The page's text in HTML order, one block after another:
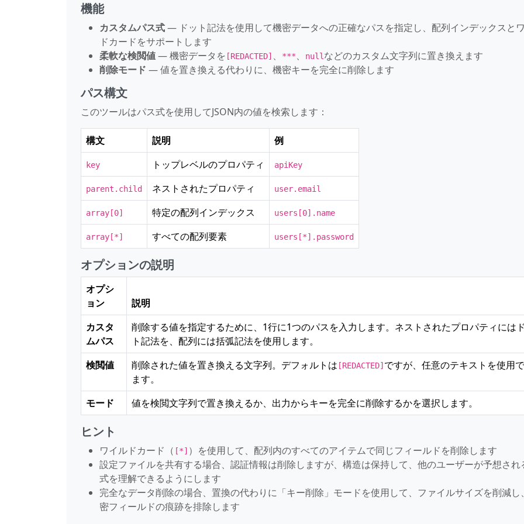
機能
カスタムパス式— ドット記法を使用して機密データへの正確なパスを指定し、配列インデックスと
ドカードをサポートします
柔軟な検閲値— 機密データを [REDACTED] 、 ***、 null などのカスタム文字列に置き換えます
削除モード — 値を置き換える代わりに、機密キーを完全に削除します
パス構文
このツールはパス式を使用してJSON内の値を検索します：
構文 説明 例
key トップレベルのプロパティ apiKey
parent.child ネストされたプロパティ user.email
array[0] 特定の配列インデックス users[0].name
array[*] すべての配列要素 users[*].password
オプションの説明
オプシ
ョン
説明
カスタ
ムパス
削除する値を指定するために、1行に1つのパスを入力します。ネストされたプロパティには
ト記法を、配列には括弧記法を使用します。
検閲値
削除された値を置き換える文字列。デフォルトは [REDACTED] ですが、任意のテキストを使用
ます。
モード
値を検閲文字列で置き換えるか、出力からキーを完全に削除するかを選択します。
ヒント
ワイルドカード（ [*] ）を使用して、配列内のすべてのアイテムで同じフィールドを削除します
設定ファイルを共有する場合、認証情報は削除しますが、構造は保持して、他のユーザーが予想され
式を理解できるようにします
完全なデータ削除の場合、置換の代わりに「キー削除」モードを使用して、ファイルサイズを削減し
密フィールドの痕跡を排除します